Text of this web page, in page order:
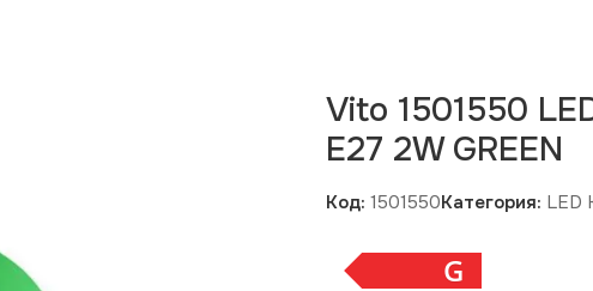
Vito 1501550
E27 2W GREEN
Код: 1501550Категория: LED
G